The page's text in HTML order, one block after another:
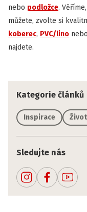
nebo podložce.
můžete, zvolte si
koberec, PVC/lino nebo
najdete.
Kategorie článků
Inspirace
Sledujte nás